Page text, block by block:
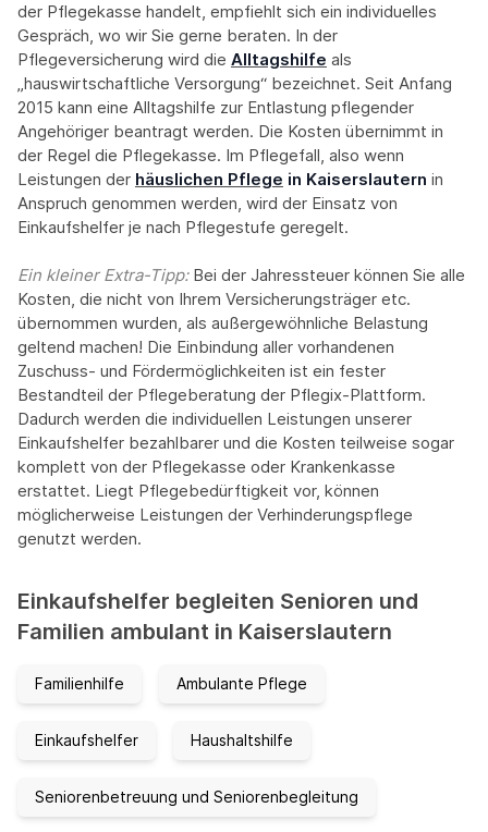
der Pflegekasse handelt, empfiehlt sich ein individuelles
Gespräch, wo wir Sie gerne beraten. In der
Pflegeversicherung wird die Alltagshilfe als
„hauswirtschaftliche Versorgung“ bezeichnet. Seit Anfang
2015 kann eine Alltagshilfe zur Entlastung pflegender
Angehöriger beantragt werden. Die Kosten übernimmt in
der Regel die Pflegekasse. Im Pflegefall, also wenn
Leistungen der häuslichen Pflege in Kaiserslautern in
Anspruch genommen werden, wird der Einsatz von
Einkaufshelfer je nach Pflegestufe geregelt.
Ein kleiner Extra-Tipp:‍ Bei der Jahressteuer können Sie alle
Kosten, die nicht von Ihrem Versicherungsträger etc.
übernommen wurden, als außergewöhnliche Belastung
geltend machen! Die Einbindung aller vorhandenen
Zuschuss- und Fördermöglichkeiten ist ein fester
Bestandteil der Pflegeberatung der Pflegix-Plattform.
Dadurch werden die individuellen Leistungen unserer
Einkaufshelfer bezahlbarer und die Kosten teilweise sogar
komplett von der Pflegekasse oder Krankenkasse
erstattet. Liegt Pflegebedürftigkeit vor, können
möglicherweise Leistungen der Verhinderungspflege
genutzt werden.
Einkaufshelfer begleiten Senioren und
Familien ambulant in Kaiserslautern
Familienhilfe Ambulante Pflege
Einkaufshelfer Haushaltshilfe
Seniorenbetreuung und Seniorenbegleitung